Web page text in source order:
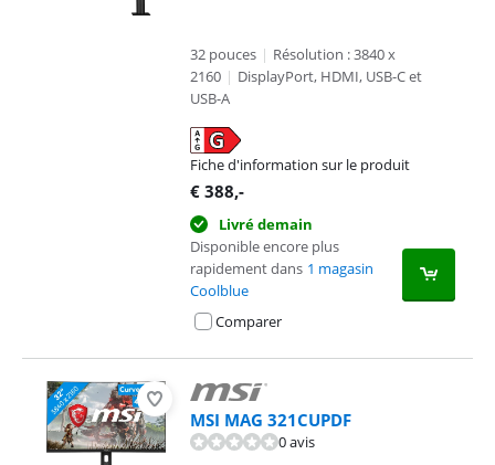
32 pouces | Résolution : 3840 x
2160 | DisplayPort, HDMI, USB-C et
USB-A
Fiche d'information sur le produit
s'ouvre dans un nouvel onglet
€ 388,-
Livré demain
Disponible encore plus
rapidement dans 1 magasin
Coolblue
Comparer
MSI MAG 321CUPDF
0 avis